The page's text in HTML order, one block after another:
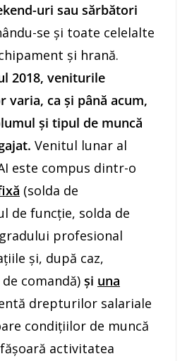
uri sau sărbători
se și toate celelalte
și hrană.
2018, veniturile
varia, ca și până acum,
și tipul de muncă
Venitul lunar al
este compus dintr-o
(solda de
de funcţie, solda de
profesional
şi, după caz,
comandă) și una
drepturilor salariale
condiţiilor de muncă
activitatea